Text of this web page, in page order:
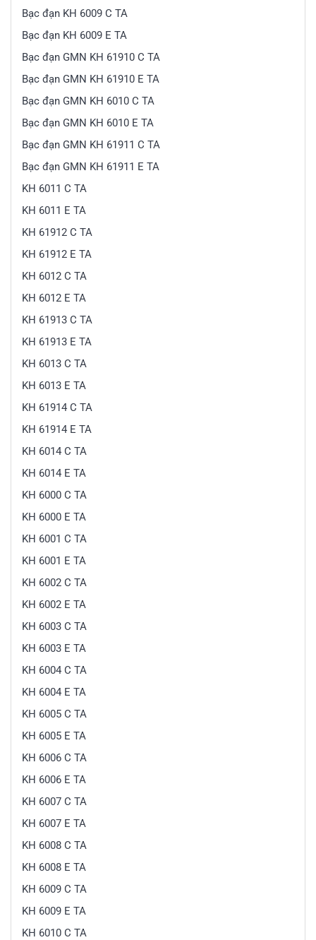
Bạc đạn KH 6009 C TA
Bạc đạn KH 6009 E TA
Bạc đạn GMN KH 61910 C TA
Bạc đạn GMN KH 61910 E TA
Bạc đạn GMN KH 6010 C TA
Bạc đạn GMN KH 6010 E TA
Bạc đạn GMN KH 61911 C TA
Bạc đạn GMN KH 61911 E TA
KH 6011 C TA
KH 6011 E TA
KH 61912 C TA
KH 61912 E TA
KH 6012 C TA
KH 6012 E TA
KH 61913 C TA
KH 61913 E TA
KH 6013 C TA
KH 6013 E TA
KH 61914 C TA
KH 61914 E TA
KH 6014 C TA
KH 6014 E TA
KH 6000 C TA
KH 6000 E TA
KH 6001 C TA
KH 6001 E TA
KH 6002 C TA
KH 6002 E TA
KH 6003 C TA
KH 6003 E TA
KH 6004 C TA
KH 6004 E TA
KH 6005 C TA
KH 6005 E TA
KH 6006 C TA
KH 6006 E TA
KH 6007 C TA
KH 6007 E TA
KH 6008 C TA
KH 6008 E TA
KH 6009 C TA
KH 6009 E TA
KH 6010 C TA